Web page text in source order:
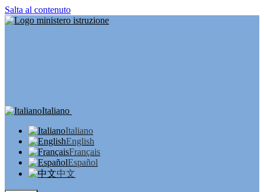
Salta al contenuto
Italiano
Italiano
English
Français
Español
中文